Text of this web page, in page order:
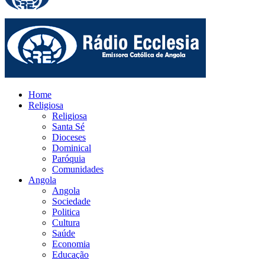
Home
Religiosa
Religiosa
Santa Sé
Dioceses
Dominical
Paróquia
Comunidades
Angola
Angola
Sociedade
Politica
Cultura
Saúde
Economia
Educação